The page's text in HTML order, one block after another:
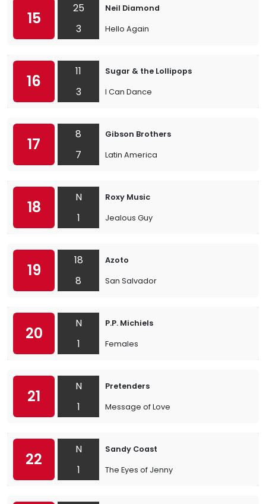
15
25
3
Neil Diamond
Hello Again
16
11
3
Sugar & the Lollipops
I Can Dance
17
8
7
Gibson Brothers
Latin America
18
N
1
Roxy Music
Jealous Guy
19
18
8
Azoto
San Salvador
20
N
1
P.P. Michiels
Females
21
N
1
Pretenders
Message of Love
22
N
1
Sandy Coast
The Eyes of Jenny